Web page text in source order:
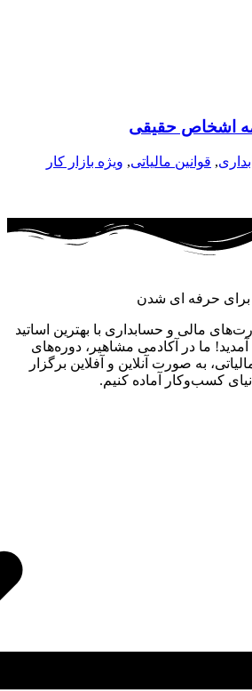
اشخاص حقیقی
, قوانین مالیاتی, ویژه بازار کار
برای حرفه ای شدن
مالی و حسابداری با بهترین اساتید
ما در آکادمی مشاهیر، دوره‌های
به صورت آنلاین و آفلاین برگزار
کسب‌وکار آماده کنیم.